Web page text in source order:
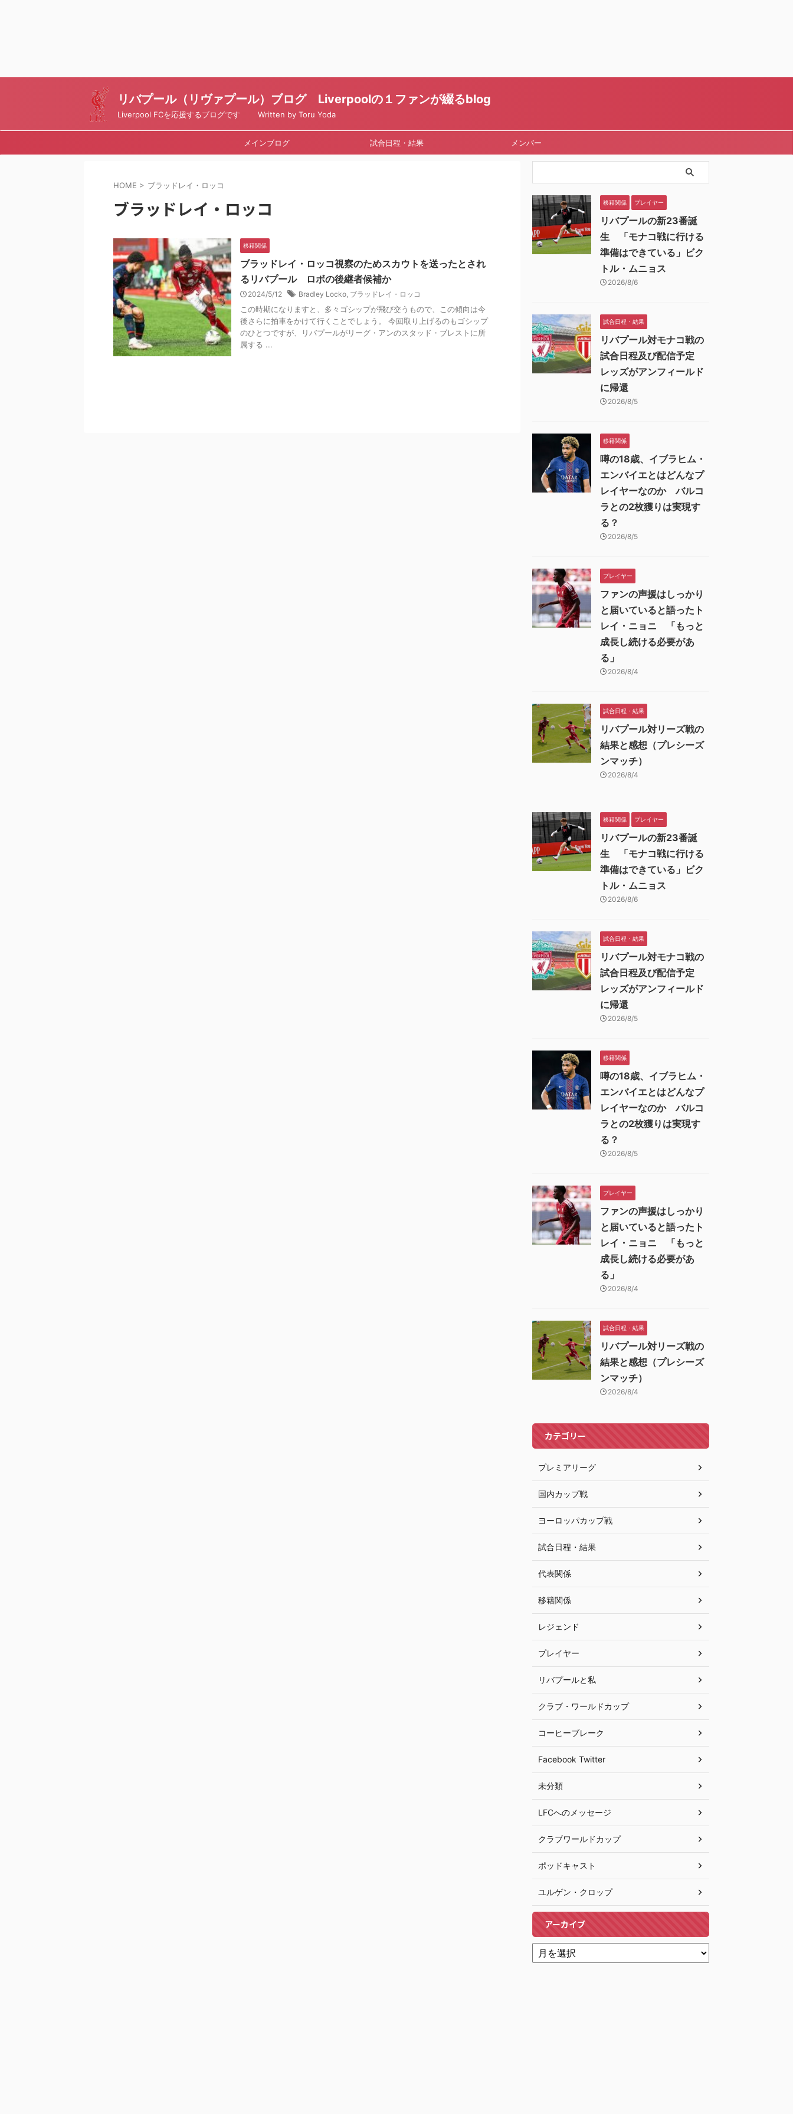
リバプール（リヴァプール）ブログ Liverpoolの１ファンが綴るblog
Liverpool FCを応援するブログです Written by Toru Yoda
メインブログ 試合日程・結果 メンバー
HOME > ブラッドレイ・ロッコ
ブラッドレイ・ロッコ
移籍関係
ブラッドレイ・ロッコ視察のためスカウトを送ったとされ
るリバプール ロボの後継者候補か
2024/5/12 Bradley Locko, ブラッドレイ・ロッコ
この時期になりますと、多々ゴシップが飛び交うもので、この傾向は今
後さらに拍車をかけて行くことでしょう。 今回取り上げるのもゴシップ
のひとつですが、リバプールがリーグ・アンのスタッド・ブレストに所
属する ...
移籍関係 プレイヤー
リバプールの新23番誕
生 「モナコ戦に行ける
準備はできている」ビク
トル・ムニョス
2026/8/6
試合日程・結果
リバプール対モナコ戦の
試合日程及び配信予定
レッズがアンフィールド
に帰還
2026/8/5
移籍関係
噂の18歳、イブラヒム・
エンバイエとはどんなプ
レイヤーなのか バルコ
ラとの2枚獲りは実現す
る？
2026/8/5
プレイヤー
ファンの声援はしっかり
と届いていると語ったト
レイ・ニョニ 「もっと
成長し続ける必要があ
る」
2026/8/4
試合日程・結果
リバプール対リーズ戦の
結果と感想（プレシーズ
ンマッチ）
2026/8/4
移籍関係 プレイヤー
リバプールの新23番誕
生 「モナコ戦に行ける
準備はできている」ビク
トル・ムニョス
2026/8/6
試合日程・結果
リバプール対モナコ戦の
試合日程及び配信予定
レッズがアンフィールド
に帰還
2026/8/5
移籍関係
噂の18歳、イブラヒム・
エンバイエとはどんなプ
レイヤーなのか バルコ
ラとの2枚獲りは実現す
る？
2026/8/5
プレイヤー
ファンの声援はしっかり
と届いていると語ったト
レイ・ニョニ 「もっと
成長し続ける必要があ
る」
2026/8/4
試合日程・結果
リバプール対リーズ戦の
結果と感想（プレシーズ
ンマッチ）
2026/8/4
カテゴリー
プレミアリーグ
国内カップ戦
ヨーロッパカップ戦
試合日程・結果
代表関係
移籍関係
レジェンド
プレイヤー
リバプールと私
クラブ・ワールドカップ
コーヒーブレーク
Facebook Twitter
未分類
LFCへのメッセージ
クラブワールドカップ
ポッドキャスト
ユルゲン・クロップ
アーカイブ